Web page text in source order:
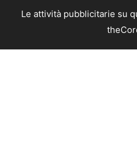
Le attività pubblicitarie su